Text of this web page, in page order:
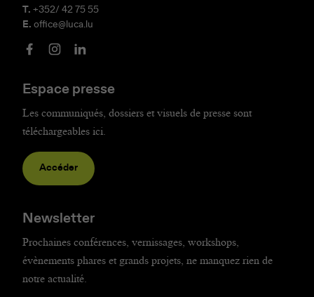
T. +352/ 42 75 55
E. office@luca.lu
Espace presse
Les communiqués, dossiers et visuels de presse sont
téléchargeables ici.
Accéder
Newsletter
Prochaines conférences, vernissages, workshops,
évènements phares et grands projets, ne manquez rien de
notre actualité.